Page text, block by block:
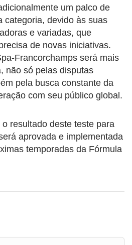
um palco de
categoria, devido às suas
e variadas, que
de novas iniciativas.
Francorchamps será mais
não só pelas disputas
pela busca constante da
com seu público global.
resultado deste teste para
aprovada e implementada
temporadas da Fórmula